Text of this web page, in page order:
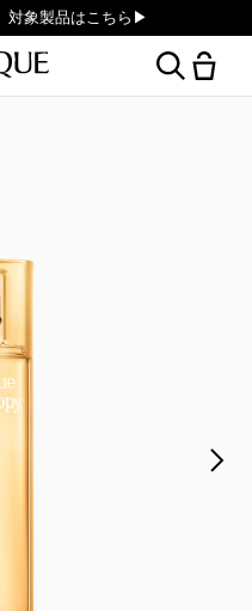
対象製品はこちら▶︎